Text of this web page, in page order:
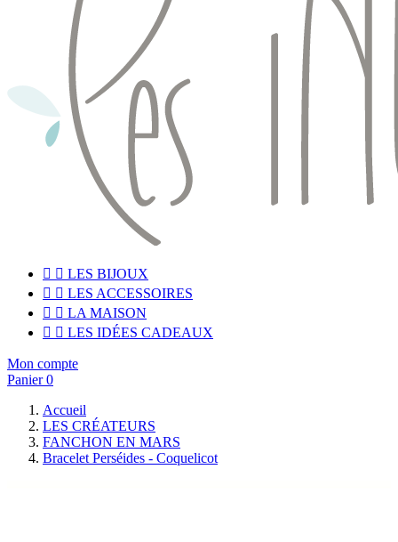
  LES BIJOUX
  LES ACCESSOIRES
  LA MAISON
  LES IDÉES CADEAUX
Mon compte
Panier 0
Accueil
LES CRÉATEURS
FANCHON EN MARS
Bracelet Perséides - Coquelicot